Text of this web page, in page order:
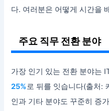
다. 여러분은 어떻게 시간을
주요 직무 전환 분야
가장 인기 있는 전환 분야는
25%로 뒤를 잇습니다(출처:
인과 기타 분야도 꾸준히 증